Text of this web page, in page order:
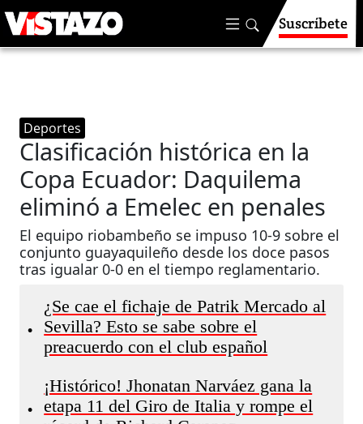
Suscríbete
Deportes
Clasificación histórica en la
Copa Ecuador: Daquilema
eliminó a Emelec en penales
El equipo riobambeño se impuso 10-9 sobre el
conjunto guayaquileño desde los doce pasos
tras igualar 0-0 en el tiempo reglamentario.
•
¿Se cae el fichaje de Patrik Mercado al
Sevilla? Esto se sabe sobre el
preacuerdo con el club español
•
¡Histórico! Jhonatan Narváez gana la
etapa 11 del Giro de Italia y rompe el